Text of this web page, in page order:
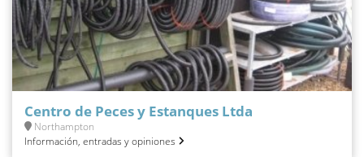
Centro de Peces y Estanques Ltda
Northampton
Información, entradas y opiniones